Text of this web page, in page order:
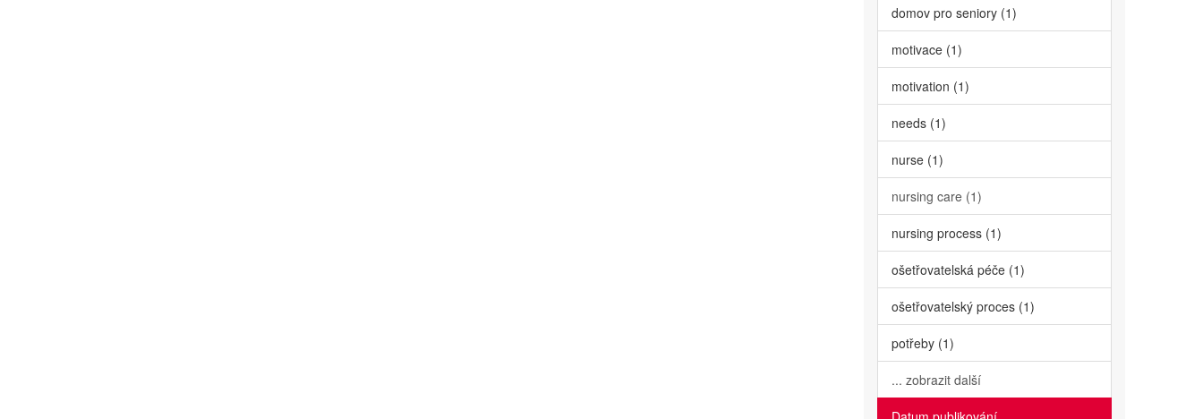
domov pro seniory (1)
motivace (1)
motivation (1)
needs (1)
nurse (1)
nursing care (1)
nursing process (1)
ošetřovatelská péče (1)
ošetřovatelský proces (1)
potřeby (1)
... zobrazit další